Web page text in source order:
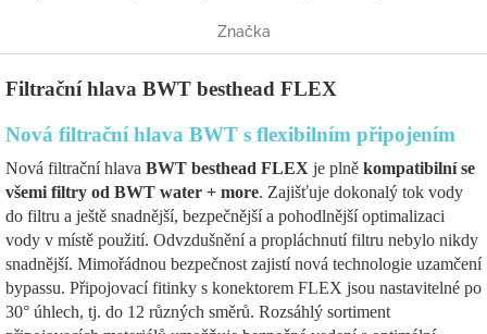
Značka
Filtrační hlava BWT besthead FLEX
Nová filtrační hlava BWT s flexibilním připojením
Nová filtrační hlava BWT besthead FLEX je plně kompatibilní se
všemi filtry od BWT water + more. Zajišťuje dokonalý tok vody
do filtru a ještě snadnější, bezpečnější a pohodlnější optimalizaci
vody v místě použití. Odvzdušnění a propláchnutí filtru nebylo nikdy
snadnější. Mimořádnou bezpečnost zajistí nová technologie uzamčení
bypassu. Připojovací fitinky s konektorem FLEX jsou nastavitelné po
30° úhlech, tj. do 12 různých směrů. Rozsáhlý sortiment